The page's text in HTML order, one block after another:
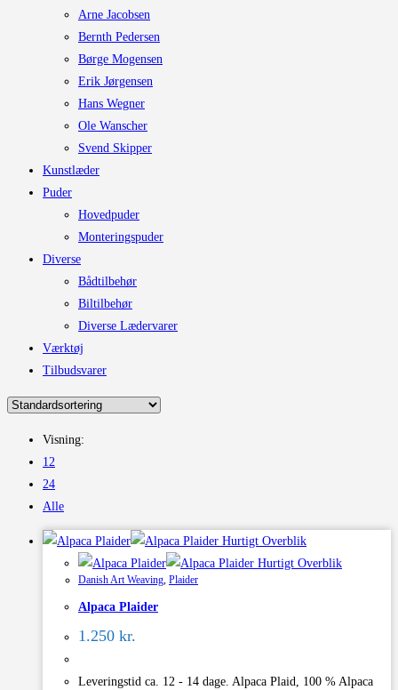
Arne Jacobsen
Bernth Pedersen
Børge Mogensen
Erik Jørgensen
Hans Wegner
Ole Wanscher
Svend Skipper
Kunstlæder
Puder
Hovedpuder
Monteringspuder
Diverse
Bådtilbehør
Biltilbehør
Diverse Lædervarer
Værktøj
Tilbudsvarer
Visning:
12
24
Alle
Hurtigt Overblik
Hurtigt Overblik
Danish Art Weaving, Plaider
Alpaca Plaider
1.250 kr.
Leveringstid ca. 12 - 14 dage. Alpaca Plaid, 100 % Alpaca